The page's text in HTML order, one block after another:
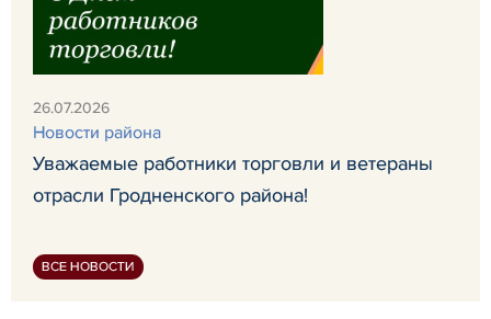
26.07.2026
Новости района
Уважаемые работники торговли и ветераны
отрасли Гродненского района!
ВСЕ НОВОСТИ